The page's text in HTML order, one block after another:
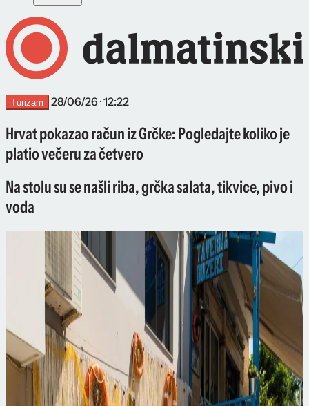
Turizam 28/06/26 · 12:22
Hrvat pokazao račun iz Grčke: Pogledajte koliko je
platio večeru za četvero
Na stolu su se našli riba, grčka salata, tikvice, pivo i
voda